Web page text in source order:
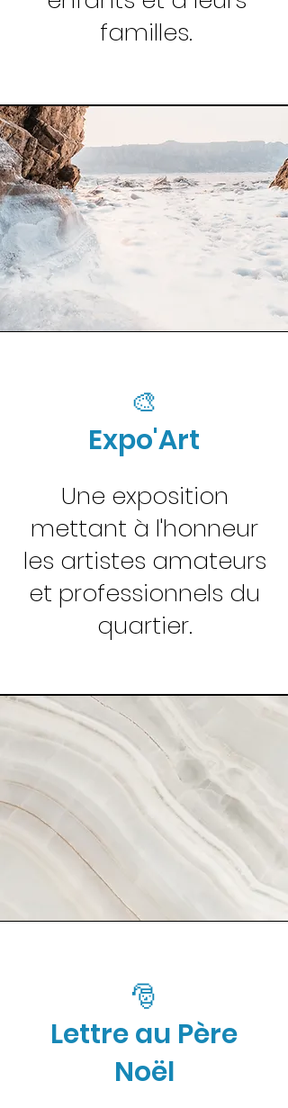
familles.
🎨
Expo'Art
Une exposition
mettant à l'honneur
les artistes amateurs
et professionnels du
quartier.
🎅
Lettre au Père
Noël